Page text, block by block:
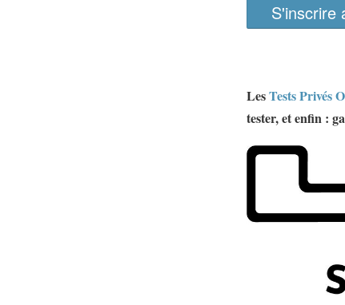
S'inscrire
LesTests Privés
tester, et enfin :